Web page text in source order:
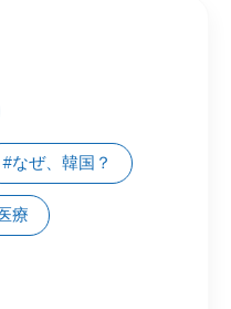
#なぜ、韓国？
療